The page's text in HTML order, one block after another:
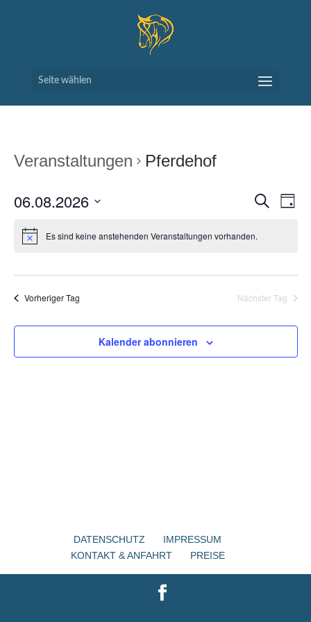
Seite wählen
Veranstaltungen Pferdehof
UND
Suche
Tag
06.08.2026
wählen.Es sind keine anstehenden Veranstaltungen vorhanden.
Vorheriger Tag Nächster Tag
Kalender abonnieren
DATENSCHUTZ
IMPRESSUM
KONTAKT & ANFAHRT
PREISE